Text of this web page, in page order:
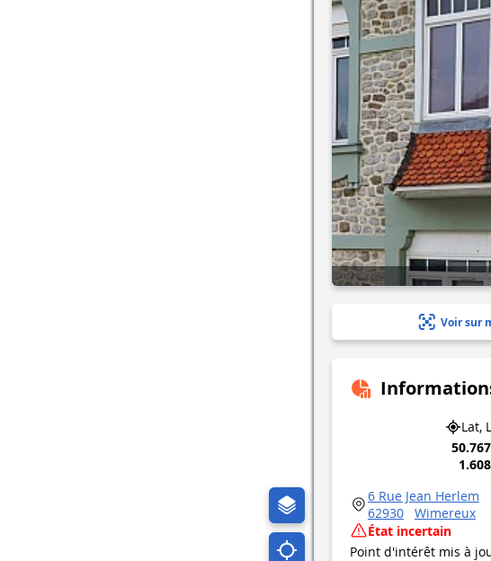
Voir sur
Lat,
6 Rue Jean Herlem
62930
Wimereux
État incertain
Point d'intérêt mis à